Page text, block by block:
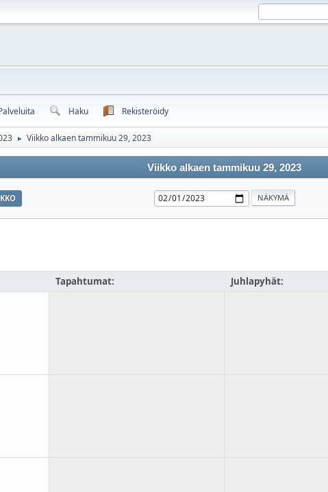
Haku Rekisteröidy
► Viikko alkaen tammikuu 29, 2023
Viikko alkaen tammikuu 29, 2023
Tapahtumat: Juhlapyhät: